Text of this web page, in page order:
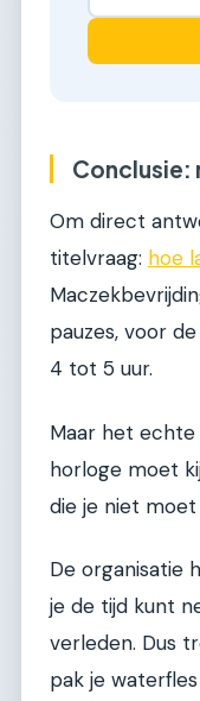
Conclusie:
Om direct
titelvraag: hoe
pauzes, voor
4 tot 5 uur.
Maar het
horloge moet
die je niet moet
De organisatie
je de tijd kunt
verleden. Dus
pak je